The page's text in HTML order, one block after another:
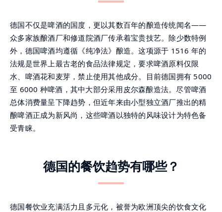
德国不仅是啤酒的国度，更以其数百年的酿造传统闻名——
众多家族酿酒厂和修道院酒厂传承着宝贵技艺。除少数特例
外，德国啤酒均遵循《纯净法》酿造。这项源于 1516 年的
法规是世界上最古老的食品法律规定，要求啤酒原料仅限
水、啤酒花和麦芽，禁止使用其他成分。目前德国拥有 5000
至 6000 种啤酒，其中大部分采用皮尔森酿造法。尽管啤酒
总体消费量呈下降趋势，但近年来由小型独立酒厂推出的精
酿啤酒正成为新风尚，这些啤酒以独特的风味设计为特色备
受青睐。
德国的餐饮趋势有哪些？
德国餐饮业充满活力且多元化，被誉为欧洲顶尖的饮食文化